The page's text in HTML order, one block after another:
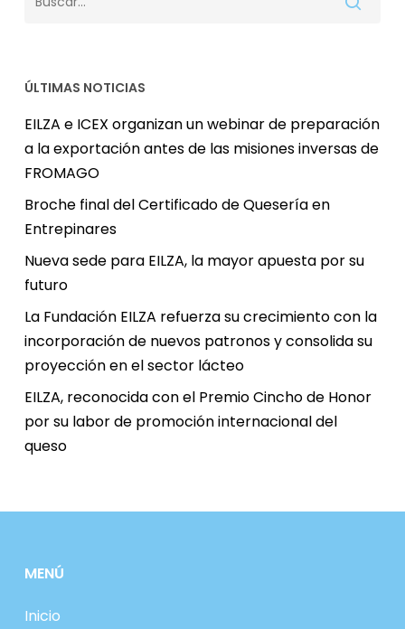
ÚLTIMAS NOTICIAS
EILZA e ICEX organizan un webinar de preparación
a la exportación antes de las misiones inversas de
FROMAGO
Broche final del Certificado de Quesería en
Entrepinares
Nueva sede para EILZA, la mayor apuesta por su
futuro
La Fundación EILZA refuerza su crecimiento con la
incorporación de nuevos patronos y consolida su
proyección en el sector lácteo
EILZA, reconocida con el Premio Cincho de Honor
por su labor de promoción internacional del
queso
MENÚ
Inicio